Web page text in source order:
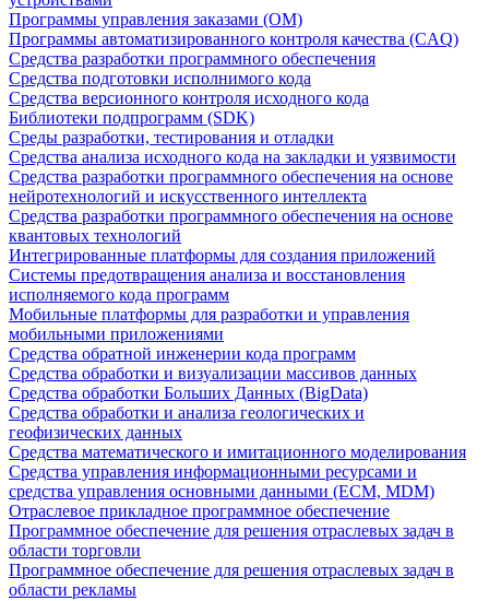
Программы управления заказами (OM)
Программы автоматизированного контроля качества (CAQ)
Средства разработки программного обеспечения
Средства подготовки исполнимого кода
Средства версионного контроля исходного кода
Библиотеки подпрограмм (SDK)
Среды разработки, тестирования и отладки
Средства анализа исходного кода на закладки и уязвимости
Средства разработки программного обеспечения на основе
нейротехнологий и искусственного интеллекта
Средства разработки программного обеспечения на основе
квантовых технологий
Интегрированные платформы для создания приложений
Системы предотвращения анализа и восстановления
исполняемого кода программ
Мобильные платформы для разработки и управления
мобильными приложениями
Средства обратной инженерии кода программ
Средства обработки и визуализации массивов данных
Средства обработки Больших Данных (BigData)
Средства обработки и анализа геологических и
геофизических данных
Средства математического и имитационного моделирования
Средства управления информационными ресурсами и
средства управления основными данными (ECM, MDM)
Отраслевое прикладное программное обеспечение
Программное обеспечение для решения отраслевых задач в
области торговли
Программное обеспечение для решения отраслевых задач в
области рекламы